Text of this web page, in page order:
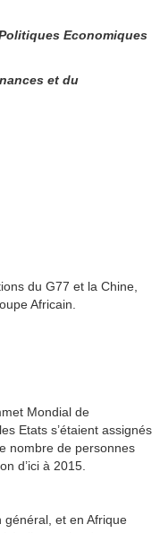
Economiques
et du
du G77 et la Chine,
Africain.
Mondial de
Etats s’étaient assignés
nombre de personnes
d’ici à 2015.
et en Afrique